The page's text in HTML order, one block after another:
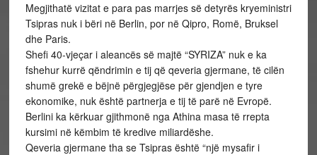
Megjithatë vizitat e para pas marrjes së detyrës kryeministri
Tsipras nuk i bëri në Berlin, por në Qipro, Romë, Bruksel
dhe Paris.
Shefi 40-vjeçar i aleancës së majtë “SYRIZA” nuk e ka
fshehur kurrë qëndrimin e tij që qeveria gjermane, të cilën
shumë grekë e bëjnë përgjegjëse për gjendjen e tyre
ekonomike, nuk është partnerja e tij të parë në Evropë.
Berlini ka kërkuar gjithmonë nga Athina masa të rrepta
kursimi në këmbim të kredive miliardëshe.
Qeveria gjermane tha se Tsipras është “një mysafir i